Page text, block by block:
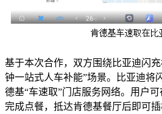
基于本次合作，双方围绕比亚迪闪
钟一站式人车补能”场景。比亚迪将
德基“车速取”门店服务网络。用户
完成点餐，抵达肯德基餐厅后即可